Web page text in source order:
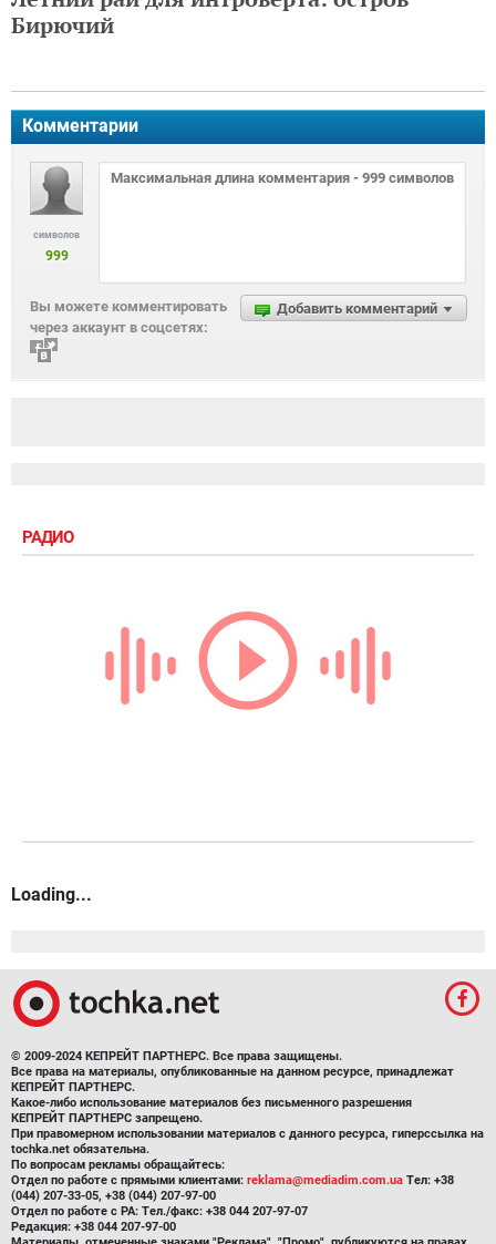
Бирючий
Комментарии
символов
999
Добавить комментарий
Вы можете комментировать
через аккаунт в соцсетях:
РАДИО
Loading...
© 2009-2024 КЕПРЕЙТ ПАРТНЕРС. Все права защищены.
Все права на материалы, опубликованные на данном ресурсе, принадлежат
КЕПРЕЙТ ПАРТНЕРС.
Какое-либо использование материалов без письменного разрешения
КЕПРЕЙТ ПАРТНЕРС запрещено.
При правомерном использовании материалов с данного ресурса, гиперссылка на
tochka.net обязательна.
По вопросам рекламы обращайтесь:
Отдел по работе с прямыми клиентами: reklama@mediadim.com.ua Тел: +38
(044) 207-33-05, +38 (044) 207-97-00
Отдел по работе с РА: Тел./факс: +38 044 207-97-07
Редакция: +38 044 207-97-00